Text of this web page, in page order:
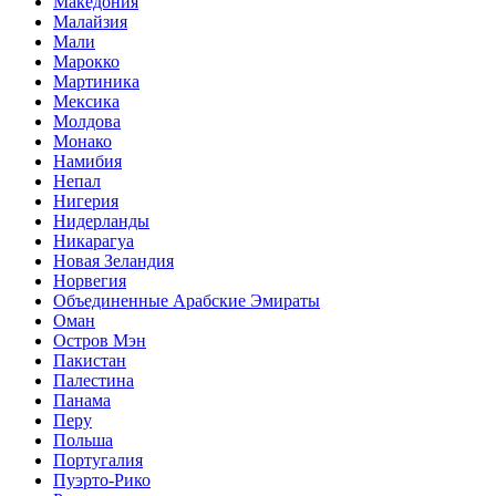
Малайзия
Мали
Марокко
Мартиника
Мексика
Молдова
Монако
Намибия
Непал
Нигерия
Нидерланды
Никарагуа
Новая Зеландия
Норвегия
Объединенные Арабские Эмираты
Оман
Остров Мэн
Пакистан
Палестина
Панама
Перу
Польша
Португалия
Пуэрто-Рико